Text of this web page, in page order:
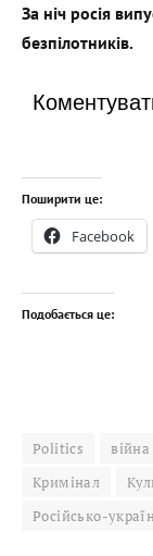
За ніч росія
безпілотників.
Поширити це:
Facebook
Подобається це:
Politics
Кримінал
Російсько-